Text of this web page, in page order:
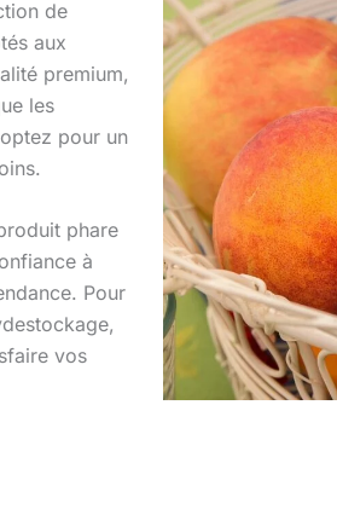
de
aux
premium,
les
pour un
phare
à
Pour
vos